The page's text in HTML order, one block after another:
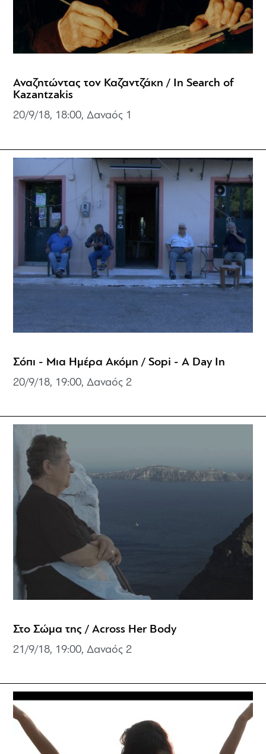
Αναζητώντας τον Καζαντζάκη / In Search of
Kazantzakis
20/9/18, 18:00, Δαναός 1
Σόπι - Μια Ημέρα Ακόμη / Sopi - A Day In
20/9/18, 19:00,Δαναός 2
Στο Σώμα της / Across Her Body
21/9/18, 19:00,Δαναός 2